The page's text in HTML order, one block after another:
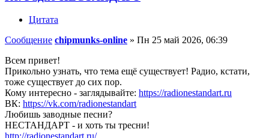
Цитата
Сообщение chipmunks-online » Пн 25 май 2026, 06:39
Всем привет!
Прикольно узнать, что тема ещё существует! Радио, кстати,
тоже существует до сих пор.
Кому интересно - заглядывайте: https://radionestandart.ru
ВК: https://vk.com/radionestandart
Любишь заводные песни?
НЕСТАНДАРТ - и хоть ты тресни!